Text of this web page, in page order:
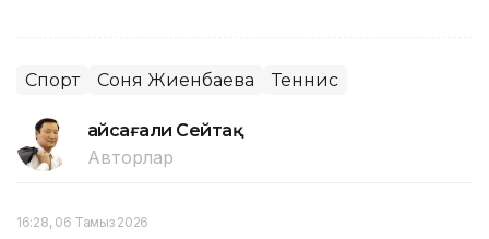
Спорт Соня Жиенбаева Теннис
Ғайсағали Сейтақ
Авторлар
16:28, 06 Тамыз 2026